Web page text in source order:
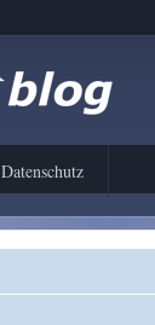
Datenschutz